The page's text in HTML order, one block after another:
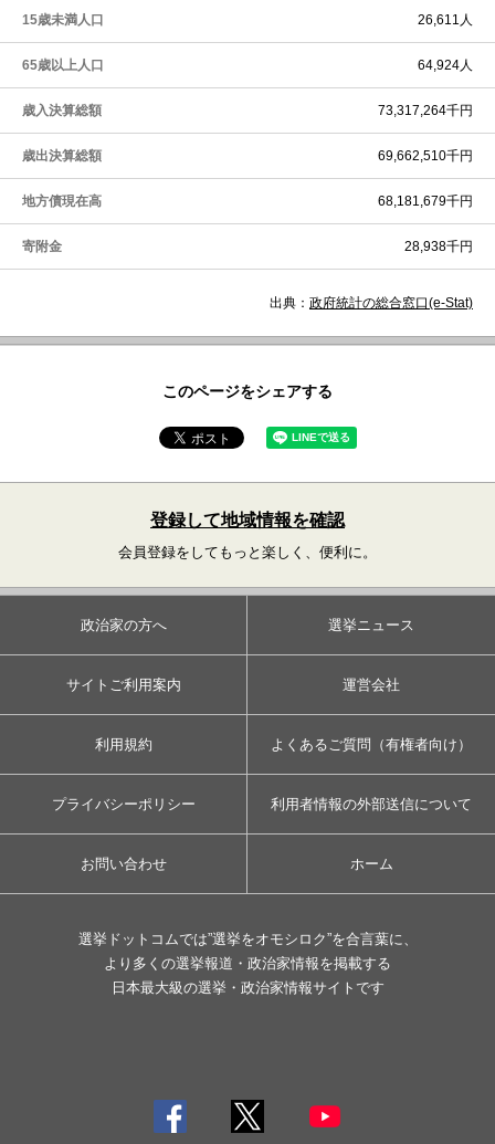
15歳未満人口 26,611人
65歳以上人口 64,924人
歳入決算総額 73,317,264千円
歳出決算総額 69,662,510千円
地方債現在高 68,181,679千円
寄附金 28,938千円
出典： 政府統計の総合窓口(e-Stat)
このページをシェアする
登録して地域情報を確認
会員登録をしてもっと楽しく、便利に。
政治家の方へ 選挙ニュース
サイトご利用案内 運営会社
利用規約 よくあるご質問（有権者向け）
プライバシーポリシー 利用者情報の外部送信について
お問い合わせ ホーム
選挙ドットコムでは”選挙をオモシロク”を合言葉に、
より多くの選挙報道・政治家情報を掲載する
日本最大級の選挙・政治家情報サイトです